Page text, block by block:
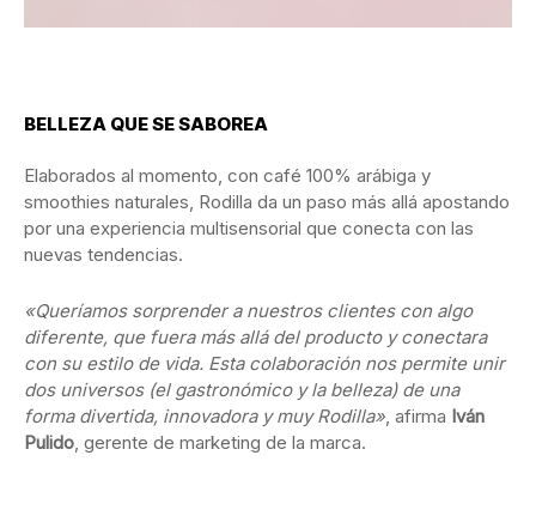
BELLEZA QUE SE SABOREA
Elaborados al momento, con café 100% arábiga y
smoothies naturales, Rodilla da un paso más allá apostando
por una experiencia multisensorial que conecta con las
nuevas tendencias.
«Queríamos sorprender a nuestros clientes con algo
diferente, que fuera más allá del producto y conectara
con su estilo de vida. Esta colaboración nos permite unir
dos universos (el gastronómico y la belleza) de una
forma divertida, innovadora y muy Rodilla», afirma Iván
Pulido, gerente de marketing de la marca.